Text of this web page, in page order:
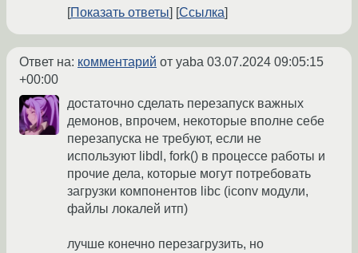
Показать ответы Ссылка
Ответ на: комментарий от yaba 03.07.2024 09:05:15
+00:00
достаточно сделать перезапуск важных
демонов, впрочем, некоторые вполне себе
перезапуска не требуют, если не
используют libdl, fork() в процессе работы и
прочие дела, которые могут потребовать
загрузки компонентов libc (iconv модули,
файлы локалей итп)
лучше конечно перезагрузить, но